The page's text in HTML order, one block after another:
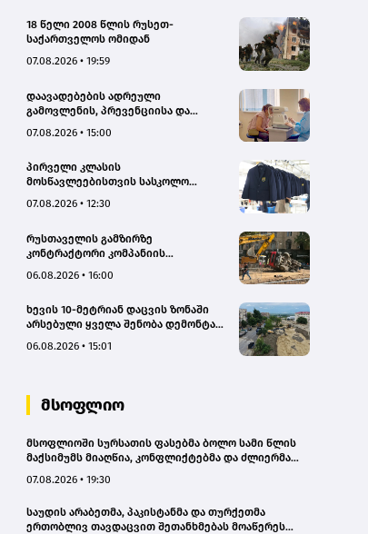
18 წელი 2008 წლის რუსეთ-
საქართველოს ომიდან
07.08.2026 • 19:59
დაავადებების ადრეული
გამოვლენის, პრევენციისა და
მომსახურებაზე ხელმისაწვდომობის
დედოფლისწყაროში, სამედიცინო
სკრინინგი გაიმართა – ჯანდაცვის
სამინისტრო
07.08.2026 • 15:00
პირველი კლასის
მოსწავლეებისთვის სასკოლო
სექტემბრის პერიოდში
07.08.2026 • 12:30
რუსთაველის გამზირზე
კონტრაქტორი კომპანიის
ახლოს იმოძრავა, რამაც ნიადაგის
გამოიწვია, გადაბრუნდა
ავტომანქანა - თვითმცლელში
იმყოფებოდა მცირეწლოვანი ბავშვი
06.08.2026 • 16:00
ხევის 10-მეტრიან დაცვის ზონაში
არსებული ყველა შენობა დემონტაჟს
06.08.2026 • 15:01
მსოფლიო
მსოფლიოში სურსათის ფასებმა ბოლო სამი წლის
მაქსიმუმს მიაღწია, კონფლიქტებმა და ძლიერმა
„გარდიანი“
07.08.2026 • 19:30
საუდის არაბეთმა, პაკისტანმა და თურქეთმა
ერთობლივ თავდაცვით შეთანხმებას მოაწერეს